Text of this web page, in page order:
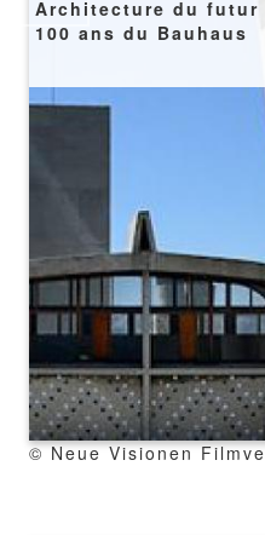
Architecture du futur
100 ans du Bauhaus
copyright
© Neue Visionen